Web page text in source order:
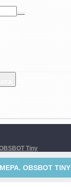
Tiny
OBSBOT TINY